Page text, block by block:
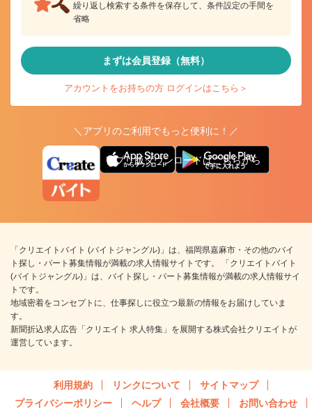
繰り返し検索する条件を保存して、条件設定の手間を
省略
まずは会員登録（無料）
アカウントをお持ちの方 ログインはこちら＞
＼アプリのご利用でもっと便利に！／
アプリ版ダウンロードはこちらから
「クリエイトバイト (バイトジャングル)」は、福岡県嘉麻市・その他のバイ
ト探し・パート募集情報が満載の求人情報サイトです。 「クリエイトバイト
(バイトジャングル)」は、バイト探し・パート募集情報が満載の求人情報サイ
トです。
地域密着をコンセプトに、仕事探しに役立つ最新の情報をお届けしていま
す。
新聞折込求人広告「クリエイト 求人特集」を展開する株式会社クリエイトが
運営しています。
利用規約 リンクについて
サイトマップ
プライバシーポリシー
ヘルプ 会社概要 お問い合わせ